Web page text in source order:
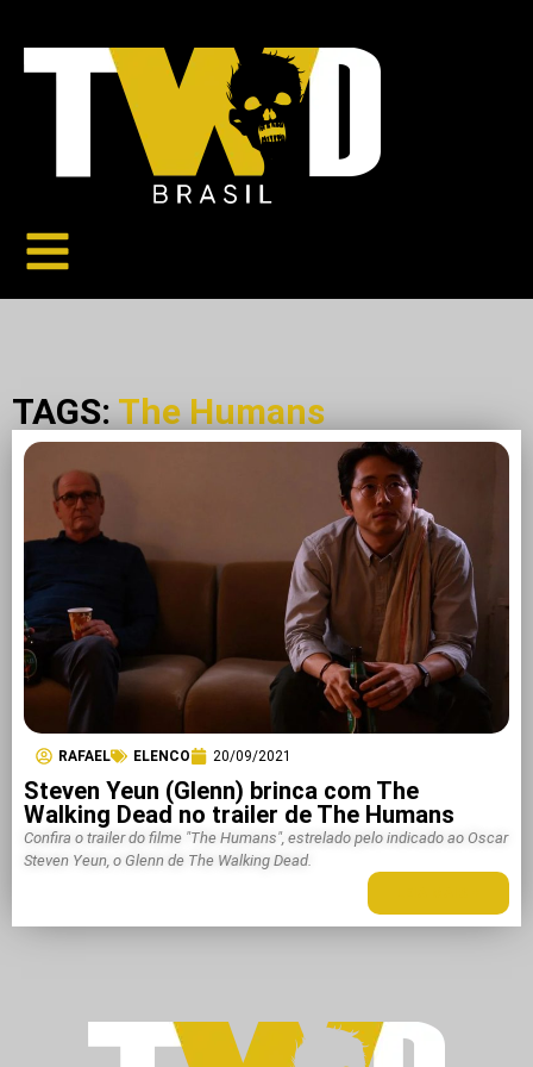
TAGS: The Humans
RAFAEL ELENCO 20/09/2021
Steven Yeun (Glenn) brinca com The
Walking Dead no trailer de The Humans
Confira o trailer do filme "The Humans", estrelado pelo indicado ao Oscar
Steven Yeun, o Glenn de The Walking Dead.